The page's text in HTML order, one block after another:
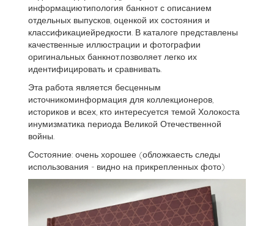
информациютипология банкнот с описанием
отдельных выпусков, оценкой их состояния и
классификациейредкости. В каталоге представлены
качественные иллюстрации и фотографии
оригинальных банкнот.позволяет легко их
идентифицировать и сравнивать.
Эта работа является бесценным
источникоминформация для коллекционеров,
историков и всех, кто интересуется темой Холокоста
инумизматика периода Великой Отечественной
войны.
Состояние: очень хорошее (обложкаесть следы
использования - видно на прикрепленных фото)